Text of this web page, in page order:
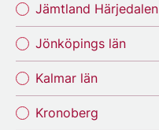
Jämtland Härjedalen
Jönköpings län
Kalmar län
Kronoberg